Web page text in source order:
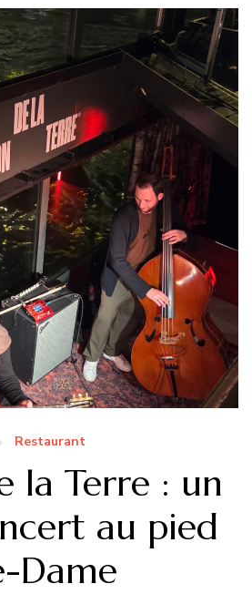
Restaurant
la Terre : un
au pied
Dame